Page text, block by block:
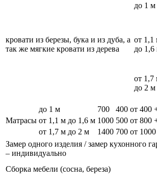
кровати из березы, бука и из дуба, а
так же мягкие кровати из дерева
до 1 м
от 1,1
до 1,6
от 1,7
до 2 м
Матрасы
до 1 м 700 400 от 400
от 1,1 м до 1,6 м 1000 500 от 800
от 1,7 м до 2 м
1400 700 от
Замер одного изделия / замер кухонного
– индивидуально
Сборка мебели (сосна, береза)